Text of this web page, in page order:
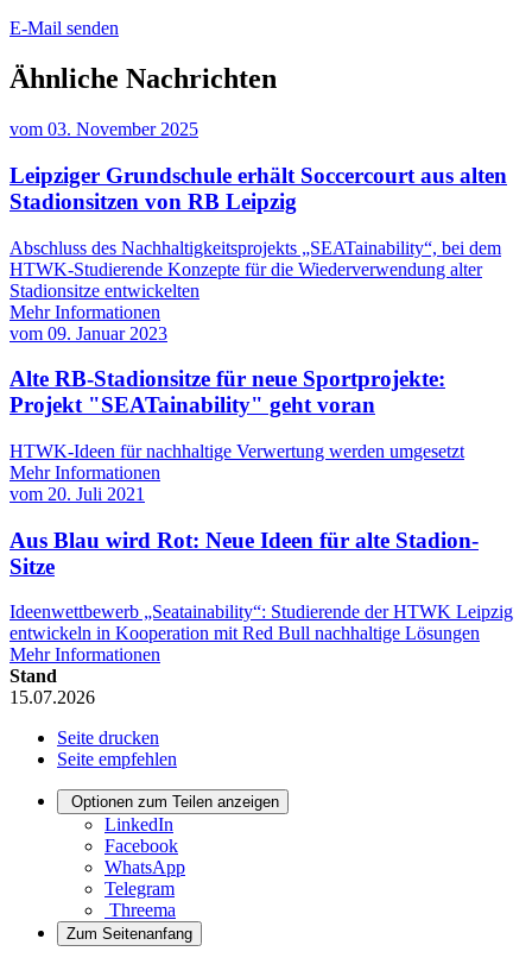
E-Mail senden
Ähnliche Nachrichten
vom 03. November 2025
Leipziger Grundschule erhält Soccercourt aus alten
Stadionsitzen von RB Leipzig
Abschluss des Nachhaltigkeitsprojekts „SEATainability“, bei dem
HTWK-Studierende Konzepte für die Wiederverwendung alter
Stadionsitze entwickelten
Mehr Informationen
vom 09. Januar 2023
Alte RB-Stadionsitze für neue Sportprojekte:
Projekt "SEATainability" geht voran
HTWK-Ideen für nachhaltige Verwertung werden umgesetzt
Mehr Informationen
vom 20. Juli 2021
Aus Blau wird Rot: Neue Ideen für alte Stadion-
Sitze
Ideenwettbewerb „Seatainability“: Studierende der HTWK Leipzig
entwickeln in Kooperation mit Red Bull nachhaltige Lösungen
Mehr Informationen
Stand
15.07.2026
Seite drucken
Seite empfehlen
Optionen zum Teilen anzeigen
LinkedIn
Facebook
WhatsApp
Telegram
Threema
Zum Seitenanfang